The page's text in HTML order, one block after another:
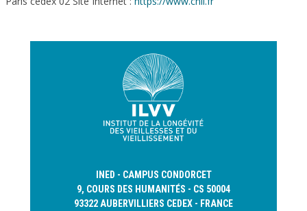
INED - CAMPUS CONDORCET
9, COURS DES HUMANITÉS - CS 50004
93322 AUBERVILLIERS CEDEX - FRANCE